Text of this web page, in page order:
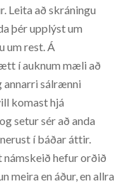
Leita að skráningu
þér upplýst um
um rest. Á
í auknum mæli að
annarri sálrænni
komast hjá
setur sér að anda
í báðar áttir.
hefur orðið
meira en áður, en allra